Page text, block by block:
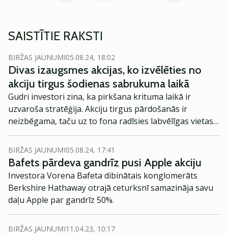
SAISTĪTIE RAKSTI
BIRŽAS JAUNUMI05.08.24, 18:02
Divas izaugsmes akcijas, ko izvēlēties no
akciju tirgus šodienas sabrukuma laikā
Gudri investori zina, ka pirkšana krituma laikā ir
uzvaroša stratēģija. Akciju tirgus pārdošanās ir
neizbēgama, taču uz to fona radīsies labvēlīgas vietas
vērtspapīru iegādei, kas citādi šķita dārgi.
BIRŽAS JAUNUMI05.08.24, 17:41
Bafets pārdeva gandrīz pusi Apple akciju
Investora Vorena Bafeta dibinātais konglomerāts
Berkshire Hathaway otrajā ceturksnī samazināja savu
daļu Apple par gandrīz 50%.
BIRŽAS JAUNUMI11.04.23, 10:17